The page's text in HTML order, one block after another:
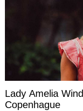
Lady Amelia
Copenhague